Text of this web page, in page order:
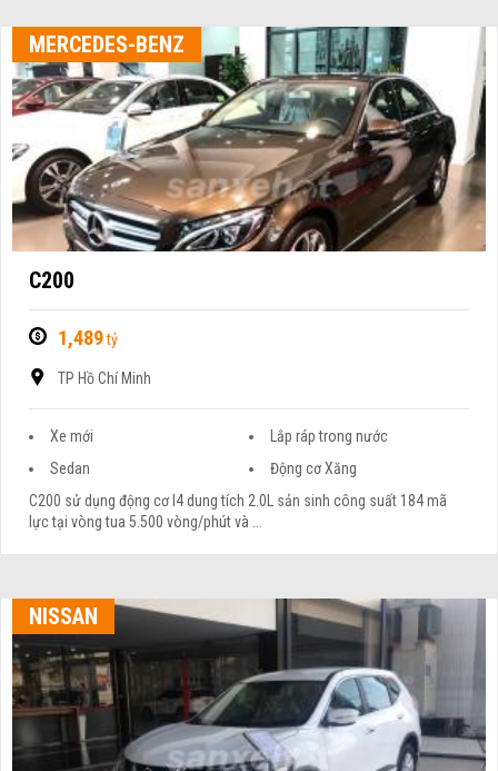
MERCEDES-BENZ
C200
1,489tỷ
TP Hồ Chí Minh
Xe mới
Lắp ráp trong nước
Sedan
Động cơ Xăng
C200 sử dụng động cơ I4 dung tích 2.0L sản sinh công suất 184 mã
lực tại vòng tua 5.500 vòng/phút và ...
NISSAN